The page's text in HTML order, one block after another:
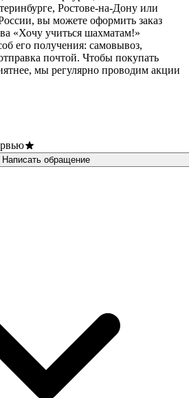
Ростове-на-Дону или
вы можете оформить заказ
«Хочу учиться шахматам!»
его получения: самовывоз,
почтой. Чтобы покупать
мы регулярно проводим акции
Написать обращение